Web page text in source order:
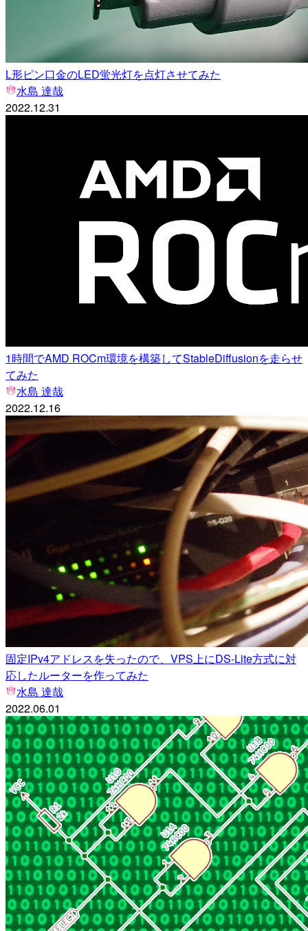
L形ピン口金のLED蛍光灯を点灯させてみた
水島 達哉
2022.12.31
1時間でAMD ROCm環境を構築してStableDiffusionを走らせ
てみた
水島 達哉
2022.12.16
固定IPv4アドレスを失ったので、VPS上にDS-Lite方式に対
応したルーターを作ってみた
水島 達哉
2022.06.01